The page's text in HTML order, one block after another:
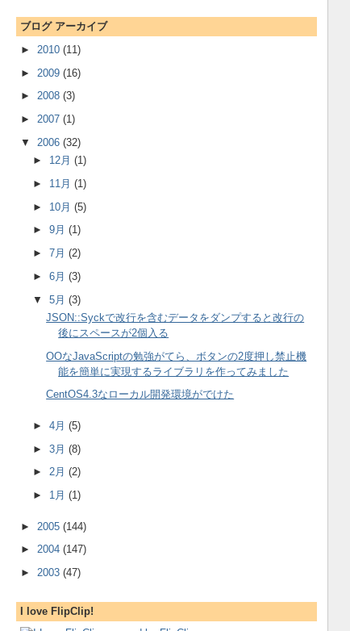
ブログ アーカイブ
► 2010 (11)
► 2009 (16)
► 2008 (3)
► 2007 (1)
▼ 2006 (32)
► 12月(1)
► 11月(1)
► 10月(5)
►9月(1)
►7月(2)
►6月(3)
▼5月(3)
JSON::Syckで改行を含むデータをダンプすると改行の
後にスペースが2個入る
OOなJavaScriptの勉強がてら、ボタンの2度押し禁止機
能を簡単に実現するライブラリを作ってみました
CentOS4.3なローカル開発環境がでけた
►4月(5)
►3月(8)
►2月(2)
► 1月(1)
► 2005 (144)
► 2004 (147)
► 2003 (47)
I love FlipClip!